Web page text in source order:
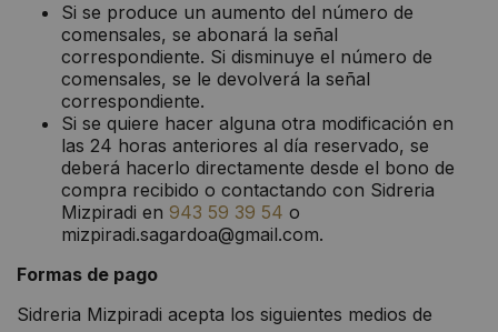
Si se produce un aumento del número de
comensales, se abonará la señal
correspondiente. Si disminuye el número de
comensales, se le devolverá la señal
correspondiente.
Si se quiere hacer alguna otra modificación en
las 24 horas anteriores al día reservado, se
deberá hacerlo directamente desde el bono de
compra recibido o contactando con Sidreria
Mizpiradi en 943 59 39 54 o
mizpiradi.sagardoa@gmail.com.
Formas de pago
Sidreria Mizpiradi acepta los siguientes medios de